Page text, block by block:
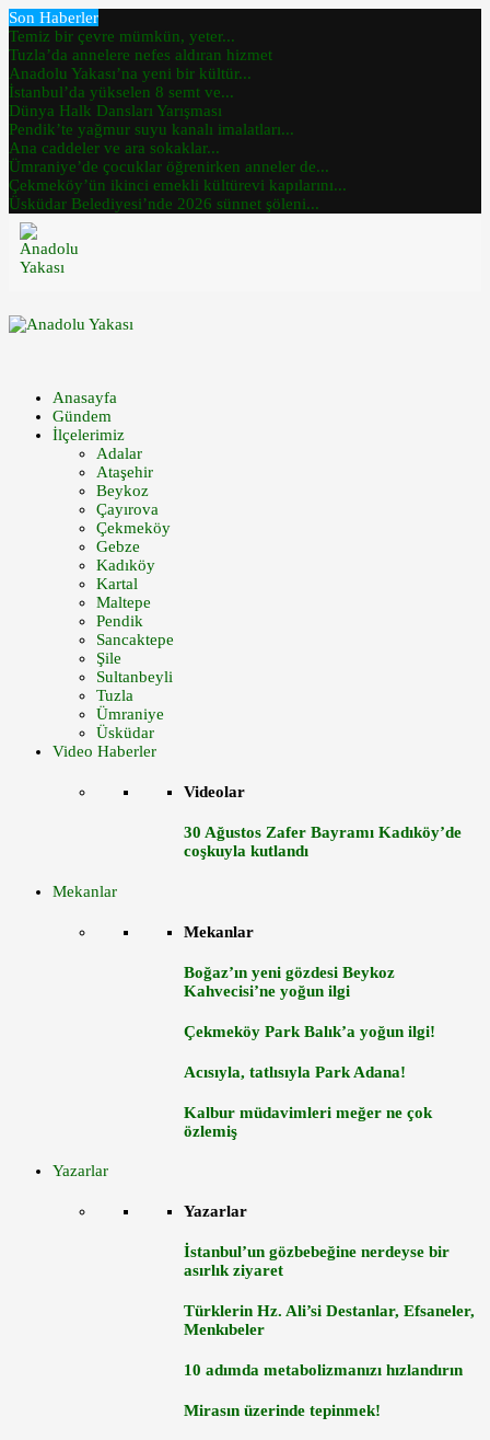
Son Haberler
Temiz bir çevre mümkün, yeter...
Tuzla’da annelere nefes aldıran hizmet
Anadolu Yakası’na yeni bir kültür...
İstanbul’da yükselen 8 semt ve...
Dünya Halk Dansları Yarışması
Pendik’te yağmur suyu kanalı imalatları...
Ana caddeler ve ara sokaklar...
Ümraniye’de çocuklar öğrenirken anneler de...
Çekmeköy’ün ikinci emekli kültürevi kapılarını...
Üsküdar Belediyesi’nde 2026 sünnet şöleni...
Anasayfa
Gündem
İlçelerimiz
Adalar
Ataşehir
Beykoz
Çayırova
Çekmeköy
Gebze
Kadıköy
Kartal
Maltepe
Pendik
Sancaktepe
Şile
Sultanbeyli
Tuzla
Ümraniye
Üsküdar
Video Haberler
Videolar
30 Ağustos Zafer Bayramı Kadıköy’de
coşkuyla kutlandı
Mekanlar
Mekanlar
Boğaz’ın yeni gözdesi Beykoz
Kahvecisi’ne yoğun ilgi
Çekmeköy Park Balık’a yoğun ilgi!
Acısıyla, tatlısıyla Park Adana!
Kalbur müdavimleri meğer ne çok
özlemiş
Yazarlar
Yazarlar
İstanbul’un gözbebeğine nerdeyse bir
asırlık ziyaret
Türklerin Hz. Ali’si Destanlar, Efsaneler,
Menkıbeler
10 adımda metabolizmanızı hızlandırın
Mirasın üzerinde tepinmek!